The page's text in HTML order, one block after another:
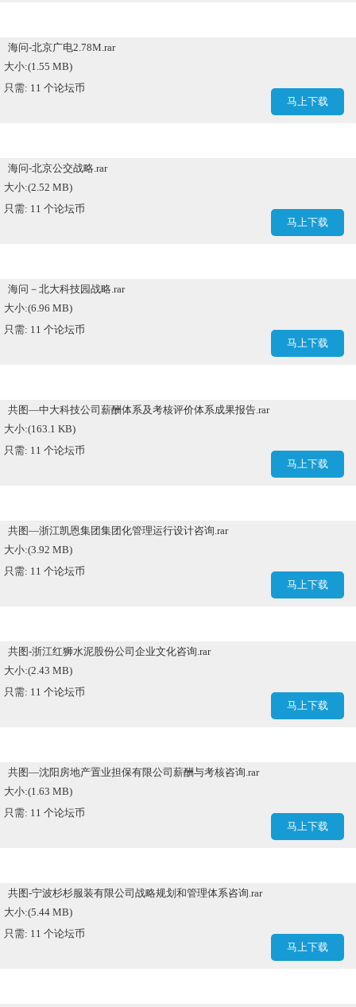
海问-北京广电2.78M.rar
大小:(1.55 MB)
只需: 11 个论坛币
马上下载
海问-北京公交战略.rar
大小:(2.52 MB)
只需: 11 个论坛币
马上下载
海问－北大科技园战略.rar
大小:(6.96 MB)
只需: 11 个论坛币
马上下载
共图—中大科技公司薪酬体系及考核评价体系成果报告.rar
大小:(163.1 KB)
只需: 11 个论坛币
马上下载
共图—浙江凯恩集团集团化管理运行设计咨询.rar
大小:(3.92 MB)
只需: 11 个论坛币
马上下载
共图-浙江红狮水泥股份公司企业文化咨询.rar
大小:(2.43 MB)
只需: 11 个论坛币
马上下载
共图—沈阳房地产置业担保有限公司薪酬与考核咨询.rar
大小:(1.63 MB)
只需: 11 个论坛币
马上下载
共图-宁波杉杉服装有限公司战略规划和管理体系咨询.rar
大小:(5.44 MB)
只需: 11 个论坛币
马上下载